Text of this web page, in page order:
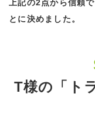
上記の2点から信頼
とに決めました。
T様の「ト